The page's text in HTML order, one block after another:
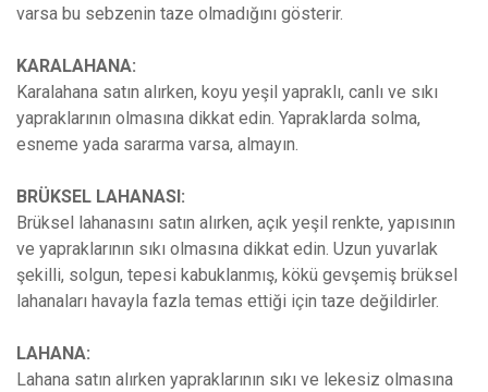
varsa bu sebzenin taze olmadığını gösterir.
KARALAHANA:
Karalahana satın alırken, koyu yeşil yapraklı, canlı ve sıkı
yapraklarının olmasına dikkat edin. Yapraklarda solma,
esneme yada sararma varsa, almayın.
BRÜKSEL LAHANASI:
Brüksel lahanasını satın alırken, açık yeşil renkte, yapısının
ve yapraklarının sıkı olmasına dikkat edin. Uzun yuvarlak
şekilli, solgun, tepesi kabuklanmış, kökü gevşemiş brüksel
lahanaları havayla fazla temas ettiği için taze değildirler.
LAHANA:
Lahana satın alırken yapraklarının sıkı ve lekesiz olmasına